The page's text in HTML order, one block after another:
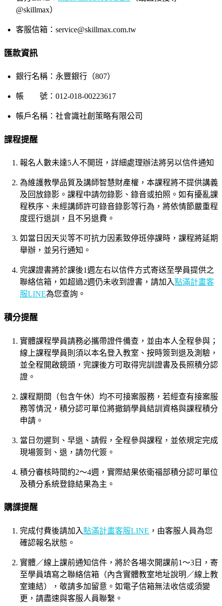
@skillmax）
客服信箱：service@skillmax.com.tw
匯款資訊
銀行名稱：永豐銀行（807）
帳 號：012-018-00223617
帳戶名稱：社會識社創策略有限公司
課程提醒
報名人數未達5人不開班，詳細處理辦法將另以信件通知
為維護教學品質及講師智慧財產權，本課程將不提供講義
及回放錄影。課程中請勿錄影、錄音或拍照。如有擾亂課
程秩序、未經講師許可錄音錄影等行為，將依情節嚴重程
度逕行退訓，且不另退費。
如當日因天災等不可抗力因素致停班停課時，課程將延期
舉辦，並另行通知。
完課證書將於課後1週左右以信件方式寄送至學員提供之
聯絡信箱，如超過2週仍未收到證書，請加入點滿計畫客
服LINE為您查詢。
積分提醒
實體課程學員請務必攜帶證件備查，並由本人全程參與；
線上課程學員則須以本名登入教室、按時簽到退及測驗，
並全程開啟鏡頭，完課後方可取得完訓證書及長照積分認
證。
課程期間（包含午休）均不可接案服務，若經查有接案服
務等情況，積分認可單位將撤銷學員結訓資格與課程積分
申請。
當日勿遲到、早退、請假，全程參與課程，並依規定完成
現場簽到、退，請勿代簽。
積分審核時間約2～4週，實際結果依衛福部積分認可單位
及積分系統登錄結果為主。
購課提醒
完成付費後請加入點滿計畫客服LINE ，由客服人員為您
確認報名狀態。
實體／線上課前通知信件，將於各場次開課前1～3日，寄
至學員填寫之聯絡信箱（內含實體教室地址說明／線上教
室連結），敬請多加留意。如電子信箱無法收信或須變
更，請盡速與客服人員聯繫。